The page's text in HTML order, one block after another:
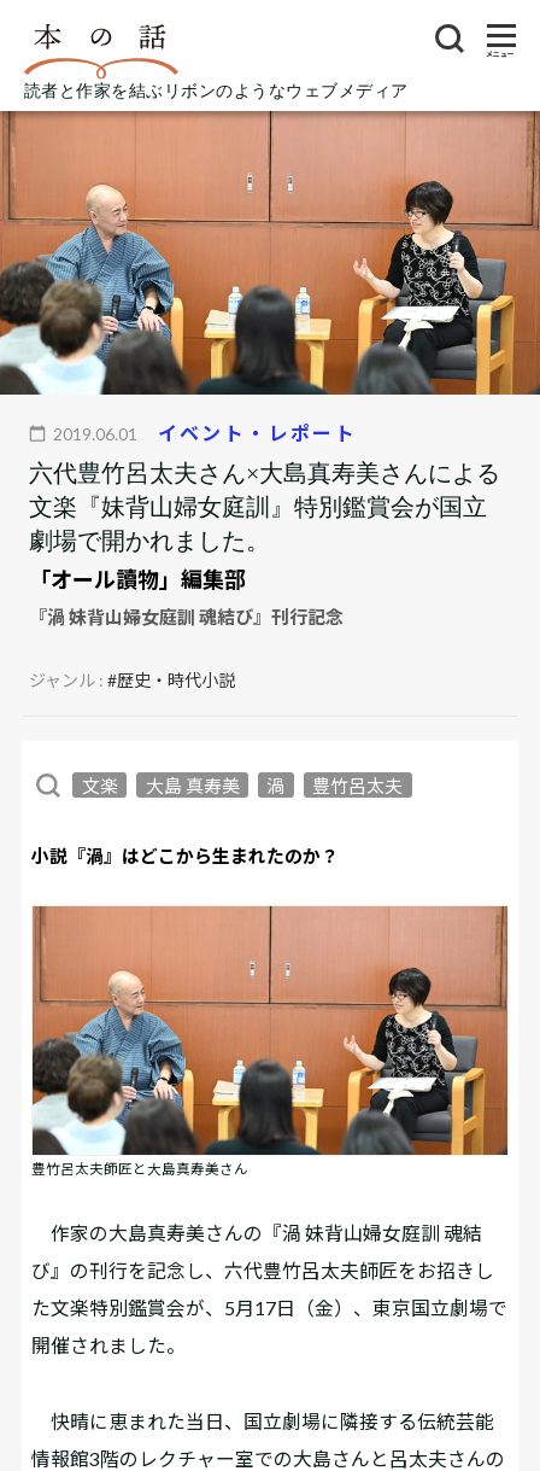
読者と作家を結ぶリボンのようなウェブメディア
メニュー
2019.06.01 イベント・レポート
六代豊竹呂太夫さん×大島真寿美さんによる
文楽『妹背山婦女庭訓』特別鑑賞会が国立
劇場で開かれました。
「オール讀物」編集部
『渦 妹背山婦女庭訓 魂結び』刊行記念
ジャンル :#歴史・時代小説
文楽 大島 真寿美 渦 豊竹呂太夫
小説『渦』はどこから生まれたのか？
豊竹呂太夫師匠と大島真寿美さん
作家の大島真寿美さんの『渦 妹背山婦女庭訓 魂結
び』の刊行を記念し、六代豊竹呂太夫師匠をお招きし
た文楽特別鑑賞会が、5月17日（金）、東京国立劇場で
開催されました。
快晴に恵まれた当日、国立劇場に隣接する伝統芸能
情報館3階のレクチャー室での大島さんと呂太夫さんの